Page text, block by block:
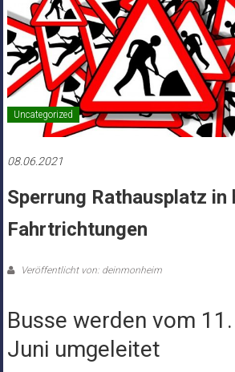
Uncategorized
08.06.2021
Sperrung Rathausplatz in
Fahrtrichtungen
Veröffentlicht von: deinmonheim
Busse werden vom
Juni umgeleitet